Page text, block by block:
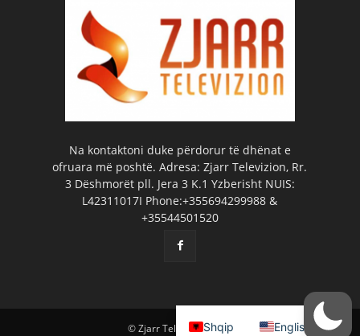
Na kontaktoni duke përdorur të dhënat e
ofruara më poshtë. Adresa: Zjarr Televizion, Rr.
3 Dëshmorët pll. Jera 3 K.1 Yzberisht NUIS:
L42311017I Phone:+355694299988 &
+35544501520
© Zjarr Televizion 2026
Shqip English